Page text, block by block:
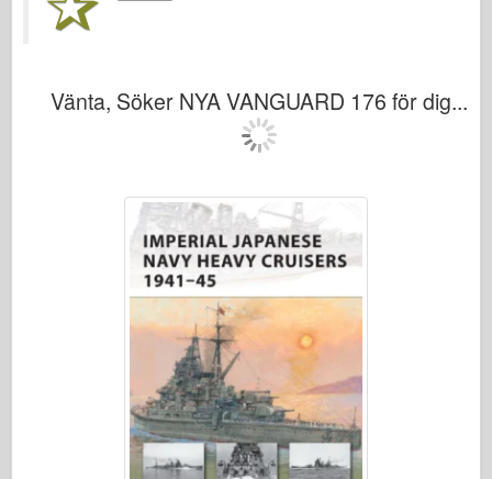
Hasegawa
IBG-modeller
Meng Modell
Album-Foton
Vänta, Söker NYA VANGUARD 176 för dig...